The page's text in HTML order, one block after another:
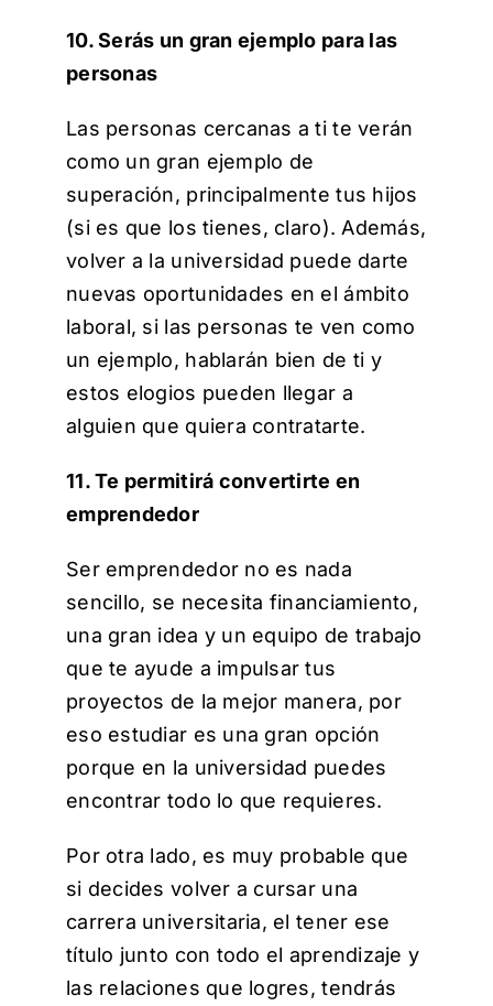
10. Serás un gran ejemplo para las
personas
Las personas cercanas a ti te verán
como un gran ejemplo de
superación, principalmente tus hijos
(si es que los tienes, claro). Además,
volver a la universidad puede darte
nuevas oportunidades en el ámbito
laboral, si las personas te ven como
un ejemplo, hablarán bien de ti y
estos elogios pueden llegar a
alguien que quiera contratarte.
11. Te permitirá convertirte en
emprendedor
Ser emprendedor no es nada
sencillo, se necesita financiamiento,
una gran idea y un equipo de trabajo
que te ayude a impulsar tus
proyectos de la mejor manera, por
eso estudiar es una gran opción
porque en la universidad puedes
encontrar todo lo que requieres.
Por otra lado, es muy probable que
si decides volver a cursar una
carrera universitaria, el tener ese
título junto con todo el aprendizaje y
las relaciones que logres, tendrás